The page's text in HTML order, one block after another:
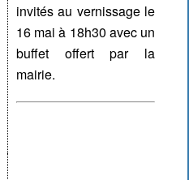
invités au vernissage le
16 mai à 18h30 avec un
buffet offert par la
mairie.